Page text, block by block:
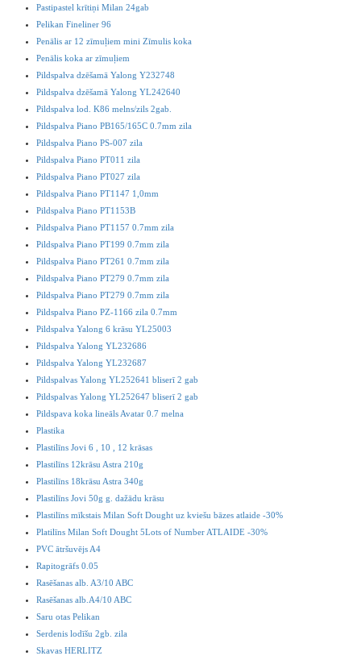
Pastipastel krītiņi Milan 24gab
Pelikan Fineliner 96
Penālis ar 12 zīmuļiem mini Zīmulis koka
Penālis koka ar zīmuļiem
Pildspalva dzēšamā Yalong Y232748
Pildspalva dzēšamā Yalong YL242640
Pildspalva lod. K86 melns/zils 2gab.
Pildspalva Piano PB165/165C 0.7mm zila
Pildspalva Piano PS-007 zila
Pildspalva Piano PT011 zila
Pildspalva Piano PT027 zila
Pildspalva Piano PT1147 1,0mm
Pildspalva Piano PT1153B
Pildspalva Piano PT1157 0.7mm zila
Pildspalva Piano PT199 0.7mm zila
Pildspalva Piano PT261 0.7mm zila
Pildspalva Piano PT279 0.7mm zila
Pildspalva Piano PT279 0.7mm zila
Pildspalva Piano PZ-1166 zila 0.7mm
Pildspalva Yalong 6 krāsu YL25003
Pildspalva Yalong YL232686
Pildspalva Yalong YL232687
Pildspalvas Yalong YL252641 bliserī 2 gab
Pildspalvas Yalong YL252647 bliserī 2 gab
Pildspava koka lineāls Avatar 0.7 melna
Plastika
Plastilīns Jovi 6 , 10 , 12 krāsas
Plastilīns 12krāsu Astra 210g
Plastilīns 18krāsu Astra 340g
Plastilīns Jovi 50g g. dažādu krāsu
Plastilīns mīkstais Milan Soft Dought uz kviešu bāzes atlaide -30%
Platilīns Milan Soft Dought 5Lots of Number ATLAIDE -30%
PVC ātršuvējs A4
Rapitogrāfs 0.05
Rasēšanas alb. A3/10 ABC
Rasēšanas alb.A4/10 ABC
Saru otas Pelikan
Serdenis lodīšu 2gb. zila
Skavas HERLITZ